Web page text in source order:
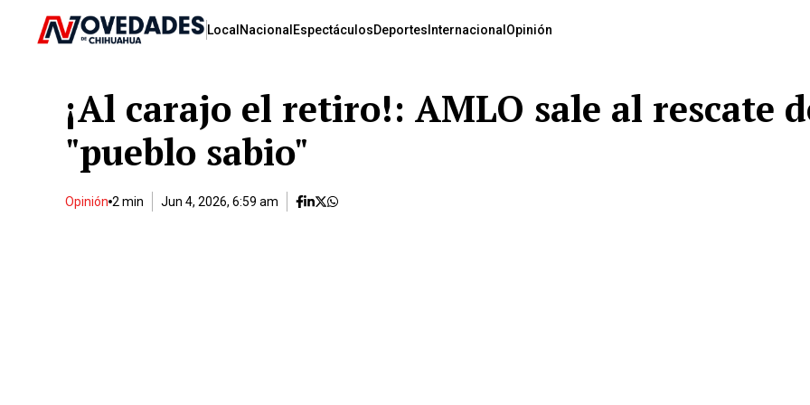
Local Nacional EspectáculosDeportes Internacional Opinión
¡Al carajo el retiro!: AMLO sale al rescate
"pueblo sabio"
Opinión 2 min Jun 4, 2026, 6:59 am